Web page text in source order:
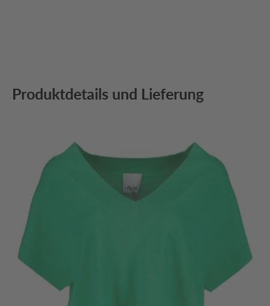
Produktdetails und Lieferung